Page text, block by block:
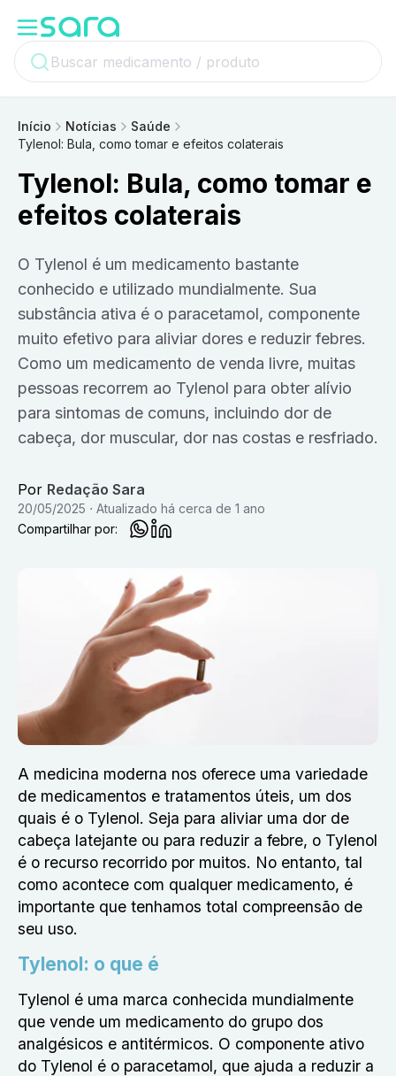
Início Notícias
Saúde
Tylenol: Bula, como tomar e efeitos colaterais
Tylenol: Bula, como tomar e
efeitos colaterais
O Tylenol é um medicamento bastante
conhecido e utilizado mundialmente. Sua
substância ativa é o paracetamol, componente
muito efetivo para aliviar dores e reduzir febres.
Como um medicamento de venda livre, muitas
pessoas recorrem ao Tylenol para obter alívio
para sintomas de comuns, incluindo dor de
cabeça, dor muscular, dor nas costas e resfriado.
Por Redação Sara
20/05/2025 Atualizado há cerca de 1 ano
Compartilhar por:
A medicina moderna nos oferece uma variedade
de medicamentos e tratamentos úteis, um dos
quais é o Tylenol. Seja para aliviar uma dor de
cabeça latejante ou para reduzir a febre, o Tylenol
é o recurso recorrido por muitos. No entanto, tal
como acontece com qualquer medicamento, é
importante que tenhamos total compreensão de
seu uso.
Tylenol: o que é
Tylenol é uma marca conhecida mundialmente
que vende um medicamento do grupo dos
analgésicos e antitérmicos. O componente ativo
do Tylenol é o paracetamol, que ajuda a reduzir a